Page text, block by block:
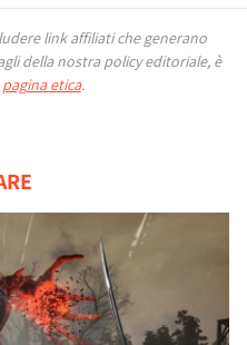
link affiliati che generano
della nostra policy editoriale, è
pagina etica.